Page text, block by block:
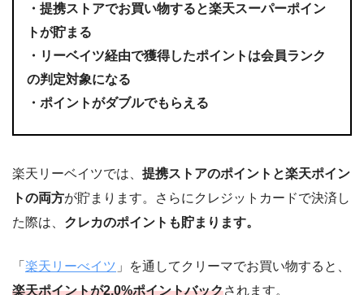
・提携ストアでお買い物すると楽天スーパーポイン
トが貯まる
・リーベイツ経由で獲得したポイントは会員ランク
の判定対象になる
・ポイントがダブルでもらえる
楽天リーベイツでは、 提携ストアのポイントと楽天ポイン
トの両方が貯まります。さらにクレジットカードで決済し
た際は、 クレカのポイントも貯まります。
「 楽天リーべイツ 」を通してクリーマでお買い物すると、
楽天ポイントが2.0%ポイントバックされます。